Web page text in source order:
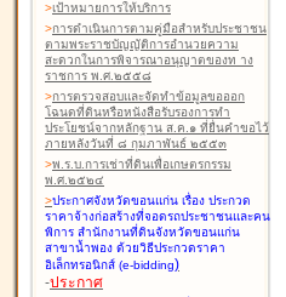
>เป้าหมายการให้บริการ
>การดำเนินการตามคู่มือสำหรับประชาชน
ตามพระราชบัญญัติการอำนวยความ
สะดวกในการพิจารณาอนุญาตของท าง
ราชการ พ.ศ.๒๕๕๘
>การตรวจสอบและจัดทำข้อมูลขอออก
โฉนดที่ดินหรือหนังสือรับรองการทำ
ประโยชน์จากหลักฐาน ส.ค.๑ ที่ยื่นคำขอไว้
ภายหลังวันที่ ๘ กุมภาพันธ์ ๒๕๕๓
>พ.ร.บ.การเช่าที่ดินเพื่อเกษตรกรรม
พ.ศ.๒๕๒๔
>ประกาศจังหวัดขอนแก่น เรื่อง ประกวด
ราคาจ้างก่อสร้างที่จอดรถประชาชนและคน
พิการ สำนักงานที่ดินจังหวัดขอนแก่น
สาขาน้ำพอง ด้วยวิธีประกวดราคา
อิเล็กทรอนิกส์ (e-bidding)
-ประกาศ